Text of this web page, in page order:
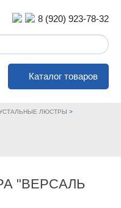
8 (920) 923-78-32
Каталог товаров
ЛЮСТРЫ >
"ВЕРСАЛЬ